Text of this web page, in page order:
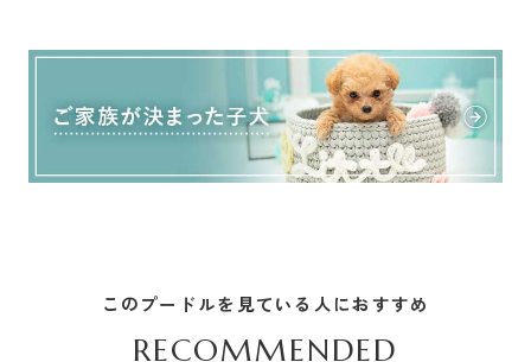
このプードルを見ている人におすすめ
RECOMMENDED